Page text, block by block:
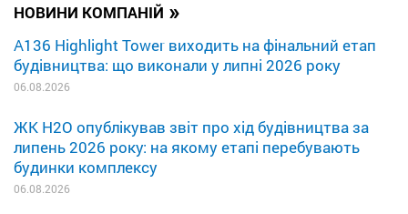
НОВИНИ КОМПАНІЙ »
A136 Highlight Tower виходить на фінальний етап
будівництва: що виконали у липні 2026 року
06.08.2026
ЖК H2O опублікував звіт про хід будівництва за
липень 2026 року: на якому етапі перебувають
будинки комплексу
06.08.2026